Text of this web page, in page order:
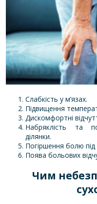
Слабкість у м’язах.
Підвищення
Дискомфортні
Набряклість та
ділянки.
Погіршення болю під
Поява больових
Чим